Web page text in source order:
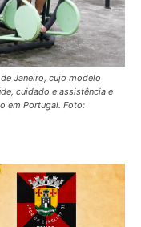
Janeiro, cujo modelo
cuidado e assistência e
em Portugal. Foto: